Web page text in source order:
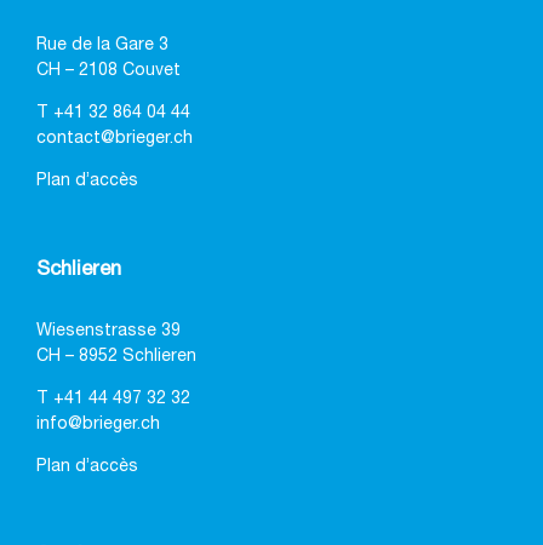
Rue de la Gare 3
CH – 2108 Couvet
+41 32 864 04 44
contact@brieger.ch
Plan d’accès
Schlieren
Wiesenstrasse 39
CH – 8952 Schlieren
+41 44 497 32 32
info@brieger.ch
Plan d’accès